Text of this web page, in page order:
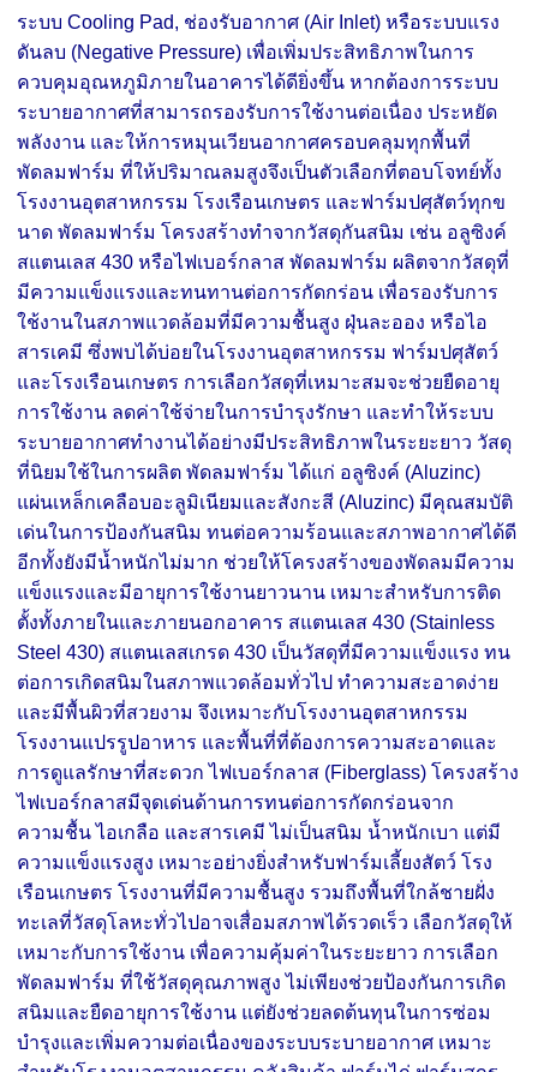
ระบบ Cooling Pad, ช่องรับอากาศ (Air Inlet) หรือระบบแรง
ดันลบ (Negative Pressure) เพื่อเพิ่มประสิทธิภาพในการ
ควบคุมอุณหภูมิภายในอาคารได้ดียิ่งขึ้น หากต้องการระบบ
ระบายอากาศที่สามารถรองรับการใช้งานต่อเนื่อง ประหยัด
พลังงาน และให้การหมุนเวียนอากาศครอบคลุมทุกพื้นที่
พัดลมฟาร์ม ที่ให้ปริมาณลมสูงจึงเป็นตัวเลือกที่ตอบโจทย์ทั้ง
โรงงานอุตสาหกรรม โรงเรือนเกษตร และฟาร์มปศุสัตว์ทุกข
นาด พัดลมฟาร์ม โครงสร้างทำจากวัสดุกันสนิม เช่น อลูซิงค์
สแตนเลส 430 หรือไฟเบอร์กลาส พัดลมฟาร์ม ผลิตจากวัสดุที่
มีความแข็งแรงและทนทานต่อการกัดกร่อน เพื่อรองรับการ
ใช้งานในสภาพแวดล้อมที่มีความชื้นสูง ฝุ่นละออง หรือไอ
สารเคมี ซึ่งพบได้บ่อยในโรงงานอุตสาหกรรม ฟาร์มปศุสัตว์
และโรงเรือนเกษตร การเลือกวัสดุที่เหมาะสมจะช่วยยืดอายุ
การใช้งาน ลดค่าใช้จ่ายในการบำรุงรักษา และทำให้ระบบ
ระบายอากาศทำงานได้อย่างมีประสิทธิภาพในระยะยาว วัสดุ
ที่นิยมใช้ในการผลิต พัดลมฟาร์ม ได้แก่ อลูซิงค์ (Aluzinc)
แผ่นเหล็กเคลือบอะลูมิเนียมและสังกะสี (Aluzinc) มีคุณสมบัติ
เด่นในการป้องกันสนิม ทนต่อความร้อนและสภาพอากาศได้ดี
อีกทั้งยังมีน้ำหนักไม่มาก ช่วยให้โครงสร้างของพัดลมมีความ
แข็งแรงและมีอายุการใช้งานยาวนาน เหมาะสำหรับการติด
ตั้งทั้งภายในและภายนอกอาคาร สแตนเลส 430 (Stainless
Steel 430) สแตนเลสเกรด 430 เป็นวัสดุที่มีความแข็งแรง ทน
ต่อการเกิดสนิมในสภาพแวดล้อมทั่วไป ทำความสะอาดง่าย
และมีพื้นผิวที่สวยงาม จึงเหมาะกับโรงงานอุตสาหกรรม
โรงงานแปรรูปอาหาร และพื้นที่ที่ต้องการความสะอาดและ
การดูแลรักษาที่สะดวก ไฟเบอร์กลาส (Fiberglass) โครงสร้าง
ไฟเบอร์กลาสมีจุดเด่นด้านการทนต่อการกัดกร่อนจาก
ความชื้น ไอเกลือ และสารเคมี ไม่เป็นสนิม น้ำหนักเบา แต่มี
ความแข็งแรงสูง เหมาะอย่างยิ่งสำหรับฟาร์มเลี้ยงสัตว์ โรง
เรือนเกษตร โรงงานที่มีความชื้นสูง รวมถึงพื้นที่ใกล้ชายฝั่ง
ทะเลที่วัสดุโลหะทั่วไปอาจเสื่อมสภาพได้รวดเร็ว เลือกวัสดุให้
เหมาะกับการใช้งาน เพื่อความคุ้มค่าในระยะยาว การเลือก
พัดลมฟาร์ม ที่ใช้วัสดุคุณภาพสูง ไม่เพียงช่วยป้องกันการเกิด
สนิมและยืดอายุการใช้งาน แต่ยังช่วยลดต้นทุนในการซ่อม
บำรุงและเพิ่มความต่อเนื่องของระบบระบายอากาศ เหมาะ